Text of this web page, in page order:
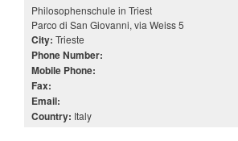
Philosophenschule in Triest
Parco di San Giovanni, via Weiss 5
City: Trieste
Phone Number:
Mobile Phone:
Fax:
Email:
Country: Italy